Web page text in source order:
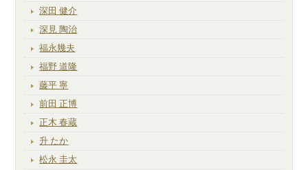
深田 健介
深見 陶治
福永幾夫
福野 道隆
藤平 寧
前田 正博
正木 春蔵
升 たか
松永 圭太